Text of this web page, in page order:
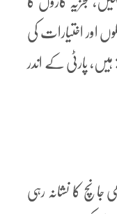
اور اختیارات کی
پارٹی کے اندر
جانچ کا نشانہ رہی